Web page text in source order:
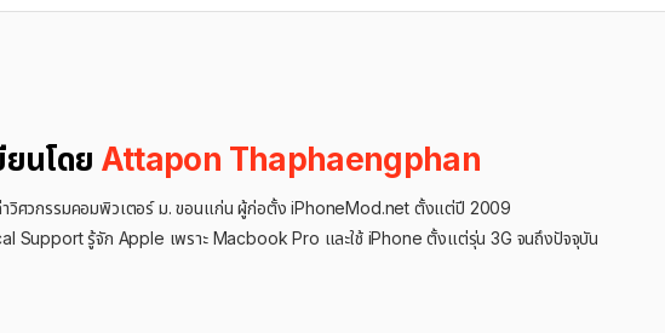
ยนโดย Attapon Thaphaengphan
าวิศวกรรมคอมพิวเตอร์ ม. ขอนแก่น ผู้ก่อตั้ง iPhoneMod.net ตั้งแต่ปี 2009
Support รู้จัก ​Apple เพราะ Macbook Pro และใช้ iPhone ตั้งแต่รุ่น 3G จนถึงปัจจุบัน